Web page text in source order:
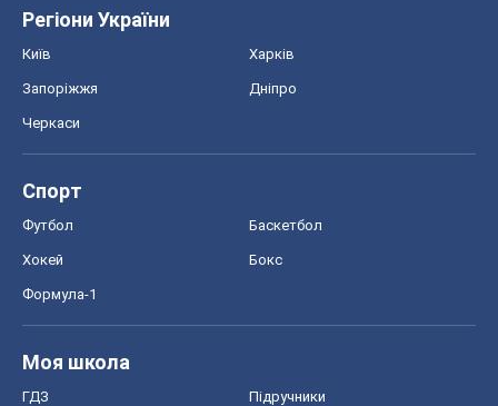
Регіони України
Київ Харків
Запоріжжя Дніпро
Черкаси
Спорт
Футбол Баскетбол
Хокей Бокс
Формула-1
Моя школа
ГДЗ Підручники